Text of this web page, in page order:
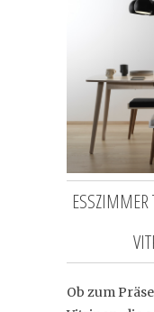
ESSZIMMER
Ob zum